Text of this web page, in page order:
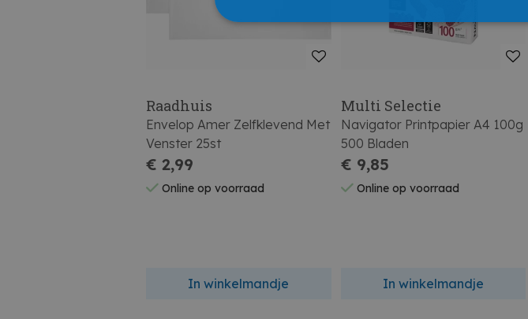
Raadhuis
Envelop Amer Zelfklevend Met
Venster 25st
€ 2,99
Online op voorraad
In winkelmandje
Multi Selectie
Navigator Printpapier A4 100g
500 Bladen
€ 9,85
Online op voorraad
In winkelmandje